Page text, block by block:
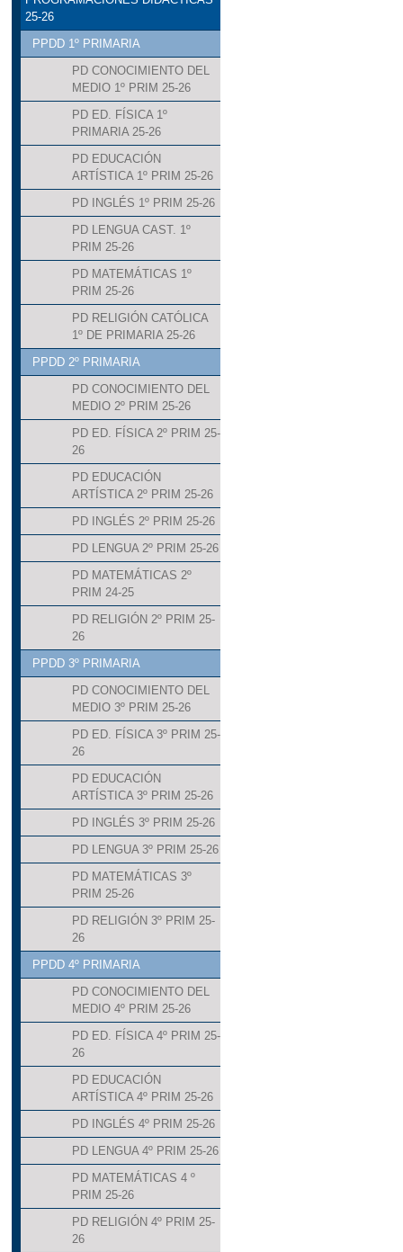
25-26
PPDD 1º PRIMARIA
PD CONOCIMIENTO DEL
MEDIO 1º PRIM 25-26
PD ED. FÍSICA 1º
PRIMARIA 25-26
PD EDUCACIÓN
ARTÍSTICA 1º PRIM 25-26
PD INGLÉS 1º PRIM 25-26
PD LENGUA CAST. 1º
PRIM 25-26
PD MATEMÁTICAS 1º
PRIM 25-26
PD RELIGIÓN CATÓLICA
1º DE PRIMARIA 25-26
PPDD 2º PRIMARIA
PD CONOCIMIENTO DEL
MEDIO 2º PRIM 25-26
PD ED. FÍSICA 2º PRIM 25-
26
PD EDUCACIÓN
ARTÍSTICA 2º PRIM 25-26
PD INGLÉS 2º PRIM 25-26
PD LENGUA 2º PRIM 25-26
PD MATEMÁTICAS 2º
PRIM 24-25
PD RELIGIÓN 2º PRIM 25-
26
PPDD 3º PRIMARIA
PD CONOCIMIENTO DEL
MEDIO 3º PRIM 25-26
PD ED. FÍSICA 3º PRIM 25-
26
PD EDUCACIÓN
ARTÍSTICA 3º PRIM 25-26
PD INGLÉS 3º PRIM 25-26
PD LENGUA 3º PRIM 25-26
PD MATEMÁTICAS 3º
PRIM 25-26
PD RELIGIÓN 3º PRIM 25-
26
PPDD 4º PRIMARIA
PD CONOCIMIENTO DEL
MEDIO 4º PRIM 25-26
PD ED. FÍSICA 4º PRIM 25-
26
PD EDUCACIÓN
ARTÍSTICA 4º PRIM 25-26
PD INGLÉS 4º PRIM 25-26
PD LENGUA 4º PRIM 25-26
PD MATEMÁTICAS 4 º
PRIM 25-26
PD RELIGIÓN 4º PRIM 25-
26